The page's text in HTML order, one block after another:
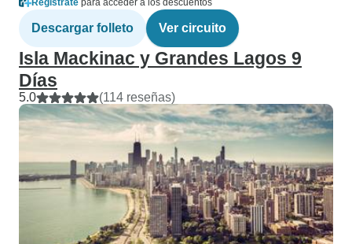
Regístrate para acceder a los descuentos
Descargar folleto Ver circuito
Isla Mackinac y Grandes Lagos 9
Días
5.0 (114 reseñas)